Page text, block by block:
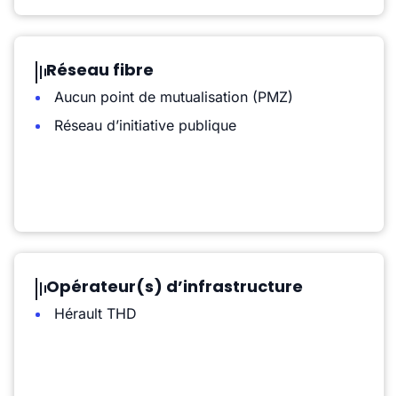
Réseau fibre
Aucun point de mutualisation (PMZ)
Réseau d’initiative publique
Opérateur(s) d’infrastructure
Hérault THD